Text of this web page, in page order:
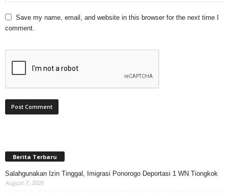
Save my name, email, and website in this browser for the next time I
comment.
Berita Terbaru
Salahgunakan Izin Tinggal, Imigrasi Ponorogo Deportasi 1 WN Tiongkok
August 7, 2026